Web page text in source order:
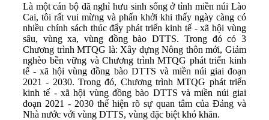
Là một cán bộ đã nghỉ hưu sinh sống ở tỉnh miền núi Lào
Cai, tôi rất vui mừng và phấn khởi khi thấy ngày càng có
nhiều chính sách thúc đẩy phát triển kinh tế - xã hội vùng
sâu, vùng xa, vùng đồng bào DTTS. Trong đó có 3
Chương trình MTQG là: Xây dựng Nông thôn mới, Giảm
nghèo bền vững và Chương trình MTQG phát triển kinh
tế - xã hội vùng đồng bào DTTS và miền núi giai đoạn
2021 - 2030. Trong đó, Chương trình MTQG phát triển
kinh tế - xã hội vùng đồng bào DTTS và miền núi giai
đoạn 2021 - 2030 thể hiện rõ sự quan tâm của Đảng và
Nhà nước với vùng DTTS, vùng đặc biệt khó khăn.